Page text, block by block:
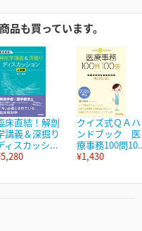
品も買っています。
床直結！解剖
講義＆深掘り
ィスカッシ...
クイズ式ＱＡハ
ンドブック 医
療事務100問
¥1,430